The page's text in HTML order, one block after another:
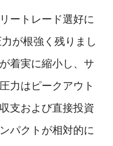
ートレード選好に
が根強く残りまし
着実に縮小し、サ
力はピークアウト
支および直接投資
パクトが相対的に